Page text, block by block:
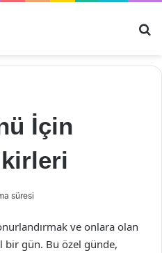
İçin
süresi
ve onlara olan
bir gün. Bu özel günde,